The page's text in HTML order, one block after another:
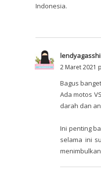
Indonesia.
lendyagasshi
2 Maret 2021
Bagus
Ada motos
darah dan
Ini penting
selama ini